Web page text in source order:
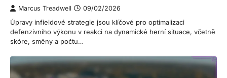
Marcus Treadwell 09/02/2026
Úpravy infieldové strategie jsou klíčové pro optimalizaci
defenzivního výkonu v reakci na dynamické herní situace, včetně
skóre, směny a počtu…